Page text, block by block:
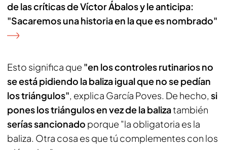
de las críticas de Víctor Ábalos y le anticipa:
"Sacaremos una historia en la que es nombrado"
Esto significa que "en los controles rutinarios no
se está pidiendo la baliza igual que no se pedían
los triángulos", explica García Poves. De hecho, si
pones los triángulos en vez de la balizatambién
serías sancionado porque "la obligatoria es la
baliza. Otra cosa es que tú complementes con los